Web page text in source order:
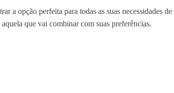
opção perfeita para todas as suas necessidades
que vai combinar com suas preferências.